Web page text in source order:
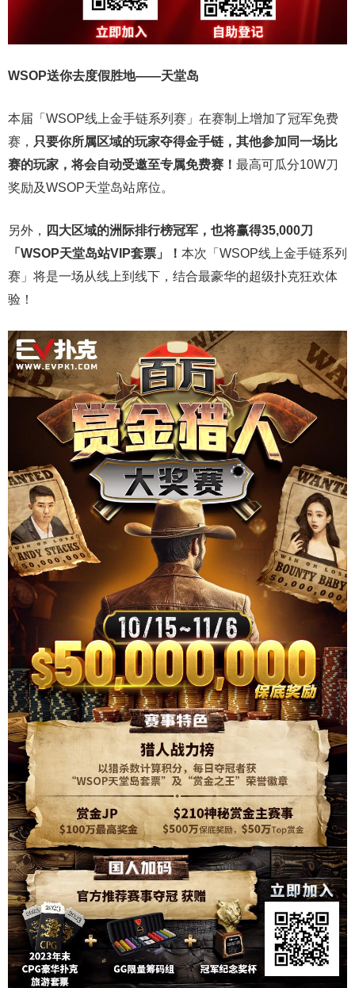
WSOP送你去度假胜地——天堂岛
本届「WSOP线上金手链系列赛」在赛制上增加了冠军免费
赛， 只要你所属区域的玩家夺得金手链，其他参加同一场比
赛的玩家，将会自动受邀至专属免费赛！ 最高可瓜分10W刀
奖励及WSOP天堂岛站席位。
另外， 四大区域的洲际排行榜冠军，也将赢得35,000刀
「WSOP天堂岛站VIP套票」！ 本次「WSOP线上金手链系列
赛」将是一场从线上到线下，结合最豪华的超级扑克狂欢体
验！